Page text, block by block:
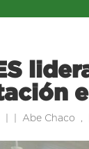
Abe Chaco ,